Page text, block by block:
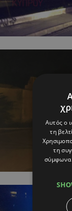
Αυτός ο
τη
τη
σύμφωνα